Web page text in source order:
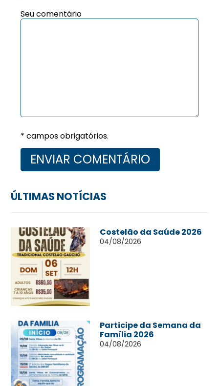
Seu comentário
* campos obrigatórios.
ÚLTIMAS NOTÍCIAS
Costelão da Saúde 2026
04/08/2026
Participe da Semana da
Família 2026
04/08/2026